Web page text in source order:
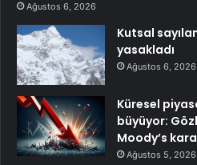
Ağustos 6, 2026
Kutsal
yasakladı
Ağustos 6, 2026
Küresel
büyüyor:
Moody’s
Ağustos 5, 2026